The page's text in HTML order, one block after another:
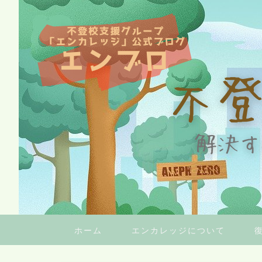
ホーム エンカレッジについて